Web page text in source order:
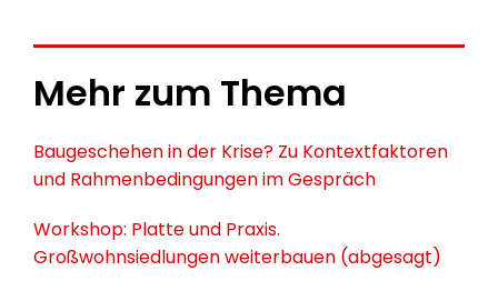
Mehr zum Thema
Baugeschehen in der Krise? Zu Kontextfaktoren
und Rahmenbedingungen im Gespräch
Workshop: Platte und Praxis.
Großwohnsiedlungen weiterbauen (abgesagt)